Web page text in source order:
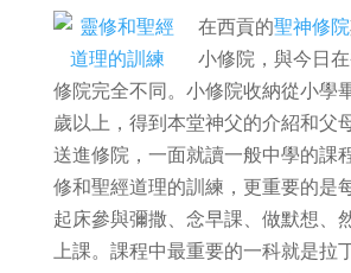
在西貢的聖神修院
小修院，與今日
修院完全不同。小修院收納從小學
歲以上，得到本堂神父的介紹和父
送進修院，一面就讀一般中學的課
修和聖經道理的訓練，更重要的是
起床參與彌撒、念早課、做默想、
上課。課程中最重要的一科就是拉